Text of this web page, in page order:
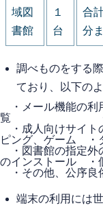
域図
書館
１
台
合
分
調べものをする
ており、以下の
・メール機
覧 ・SNS
・成人向けサ
ピング、ゲーム
・図書館の指定外
のインストール ・
・その他、公序良
端末の利用には